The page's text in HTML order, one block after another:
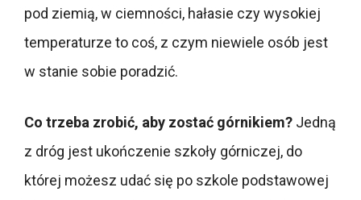
pod ziemią, w ciemności, hałasie czy wysokiej
temperaturze to coś, z czym niewiele osób jest
w stanie sobie poradzić.
Co trzeba zrobić, aby zostać górnikiem? Jedną
z dróg jest ukończenie szkoły górniczej, do
której możesz udać się po szkole podstawowej